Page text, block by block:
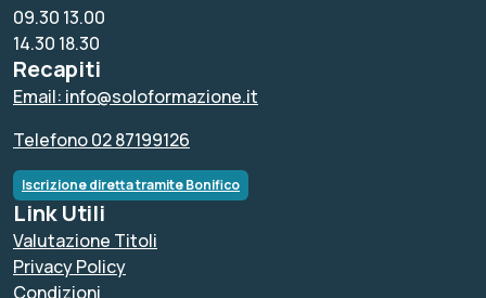
09.30 13.00
14.30 18.30
Recapiti
Email: info@soloformazione.it
Telefono 02 87199126
Iscrizione diretta tramite Bonifico
Link Utili
Valutazione Titoli
Privacy Policy
Condizioni